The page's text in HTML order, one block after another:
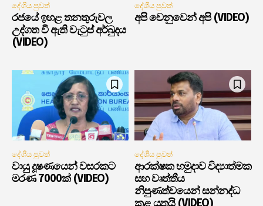
දේශීය පුවත්
රජයේ ඉහළ තනතුරුවල
උද්ගත වී ඇති වැටුප් අර්බුදය
(VIDEO)
දේශීය පුවත්
අපි වෙනුවෙන් අපි (VIDEO)
දේශීය පුවත්
වායු දූෂණයෙන් වසරකට
මරණ 7000ක් (VIDEO)
දේශීය පුවත්
ආරක්ෂක හමුදාව විද්‍යාත්මක
සහ වෘත්තීය
නිපුණත්වයෙන් සන්නද්ධ
කළ යුතුයි (VIDEO)